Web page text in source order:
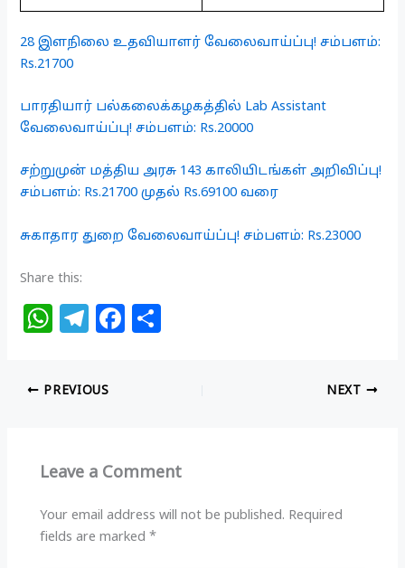
28 இளநிலை உதவியாளர் வேலைவாய்ப்பு! சம்பளம்:
Rs.21700
பாரதியார் பல்கலைக்கழகத்தில் Lab Assistant
வேலைவாய்ப்பு! சம்பளம்: Rs.20000
சற்றுமுன் மத்திய அரசு 143 காலியிடங்கள் அறிவிப்பு!
சம்பளம்: Rs.21700 முதல் Rs.69100 வரை
சுகாதார துறை வேலைவாய்ப்பு! சம்பளம்: Rs.23000
Share this:
W
at
s
p
T
e
g
m
F
o
k
PREVIOUS NEXT
Leave a Comment
Your email address will not be published. Required
fields are marked*